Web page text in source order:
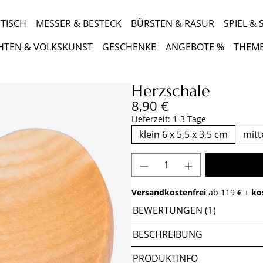
MESSER & BESTECK BÜRSTEN & RASUR
SPIEL &
& VOLKSKUNST
GESCHENKE ANGEBOTE %
Herzschale
Regulärer Preis:
8,90 €
Lieferzeit: 1-3 Tage
klein 6 x 5,5 x 3,5 cm
Produkt Anzahl:
Versandkostenfrei ab 119 € +
BEWERTUNGEN (1)
BESCHREIBUNG
PRODUKTINFO